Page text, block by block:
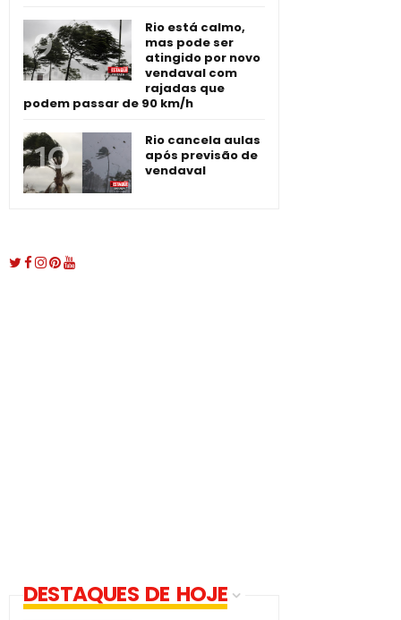
Rio está calmo,
mas pode ser
atingido por novo
vendaval com
rajadas que
podem passar de 90 km/h
Rio cancela aulas
após previsão de
vendaval
DESTAQUES DE HOJE